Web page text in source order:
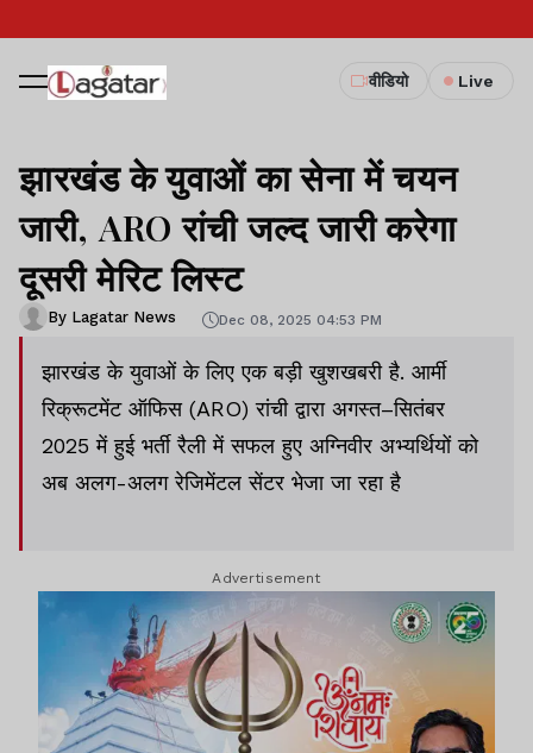
वीडियो Live
झारखंड के युवाओं का सेना में चयन
जारी, ARO रांची जल्द जारी करेगा
दूसरी मेरिट लिस्ट
By Lagatar News Dec 08, 2025 04:53 PM
झारखंड के युवाओं के लिए एक बड़ी खुशखबरी है. आर्मी
रिक्रूटमेंट ऑफिस (ARO) रांची द्वारा अगस्त–सितंबर
2025 में हुई भर्ती रैली में सफल हुए अग्निवीर अभ्यर्थियों को
अब अलग-अलग रेजिमेंटल सेंटर भेजा जा रहा है
Advertisement